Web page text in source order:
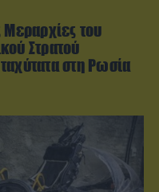
Μεραρχίες του
Στρατού
στη Ρωσία